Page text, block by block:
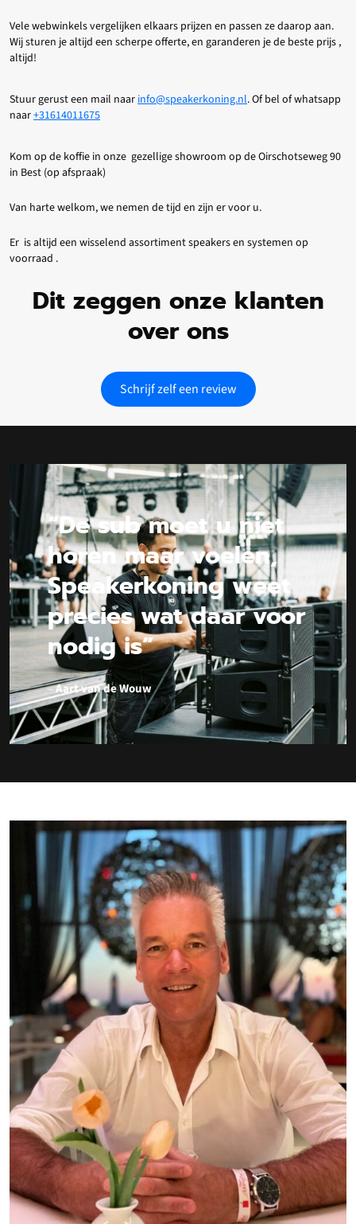
Vele webwinkels vergelijken elkaars prijzen en passen ze daarop aan.
Wij sturen je altijd een scherpe offerte, en garanderen je de beste prijs ,
altijd!
Stuur gerust een mail naar info@speakerkoning.nl. Of bel of whatsapp
naar+31614011675
Kom op de koffie in onze gezellige showroom op de Oirschotseweg 90
in Best (op afspraak)
Van harte welkom, we nemen de tijd en zijn er voor u.
Er is altijd een wisselend assortiment speakers en systemen op
voorraad .
Dit zeggen onze klanten
over ons
Schrijf zelf een review
“De sub moet u niet
horen maar voelen,
Speakerkoning weet
precies wat daar voor
nodig is”
–Aart van de Wouw